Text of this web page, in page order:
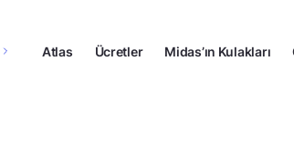
Atlas Ücretler Midas’ın Kulakları